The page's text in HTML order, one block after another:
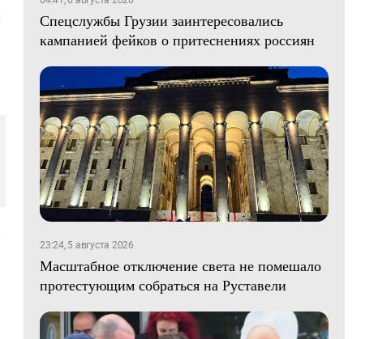
Спецслужбы Грузии заинтересовались
кампанией фейков о притеснениях россиян
23:24, 5 августа 2026
Масштабное отключение света не помешало
протестующим собраться на Руставели